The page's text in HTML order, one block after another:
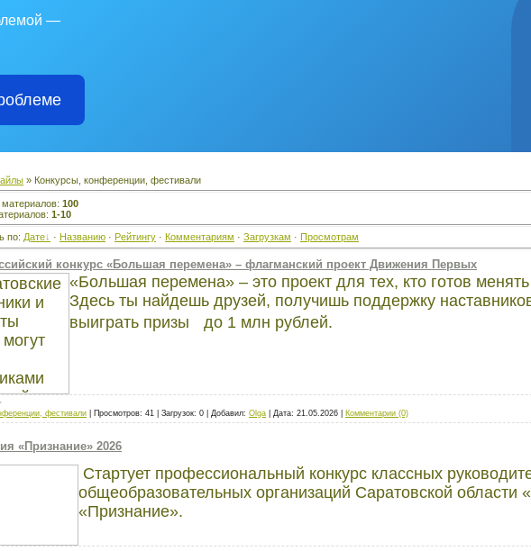
—
» Конкурсы, конференции, фестивали
материалов: 100
: 1-10
по: Дате · Названию · Рейтингу · Комментариям · Загрузкам · Просмотрам
конкурс «Большая перемена» – флагманский проект Движения Первых
«Большая перемена» – это проект для тех, кто готов
Здесь ты найдешь друзей, получишь поддержку
выиграть призы до 1 млн рублей.
фестивали Просмотров: 41 Загрузок: 0 Добавил: Olga Дата: 21.05.2026 Комментарии (0)
«Признание» 2026
Стартует профессиональный конкурс классных
общеобразовательных организаций Саратовской области
«Признание».